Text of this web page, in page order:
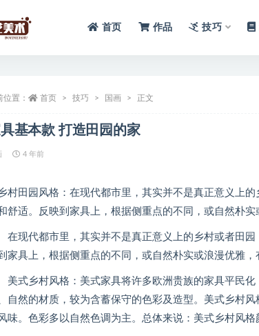
首页 作品 技巧
位置： 首页 技巧 国画 正文
基本款 打造田园的家
4 年前
村田园风格：在现代都市里，其实并不是真正意义上
舒适。反映到家具上，根据侧重点的不同，或自然朴实
现代都市里，其实并不是真正意义上的乡村或者田园
家具上，根据侧重点的不同，或自然朴实或浪漫优雅，
式乡村风格：美式家具将许多欧洲贵族的家具平民化
自然的材质，较为含蓄保守的色彩及造型。美式乡村
味。色彩多以自然色调为主。总体来说：美式乡村风格